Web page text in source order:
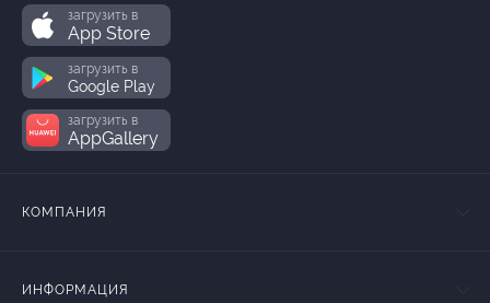
загрузить в
App Store
загрузить в
Google Play
загрузить в
AppGallery
КОМПАНИЯ
ИНФОРМАЦИЯ